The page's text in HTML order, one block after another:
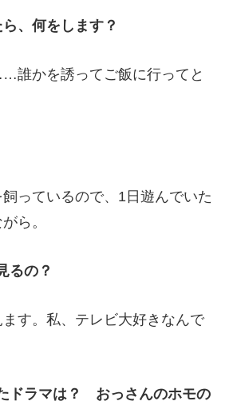
、何をします？
かを誘ってご飯に行ってと
っているので、1日遊んでいた
ら。
の？
す。私、テレビ大好きなんで
ラマは？ おっさんのホモの